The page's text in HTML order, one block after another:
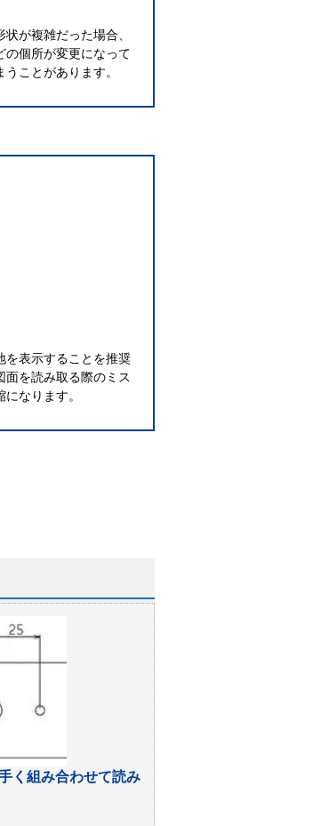
が複雑だった場合、
の個所が変更になって
ことがあります。
を表示することを推奨
を読み取る際のミス
なります。
く組み合わせて読み